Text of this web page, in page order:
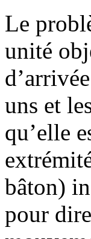
Le
unité
uns et
qu’elle
bâton)
pour